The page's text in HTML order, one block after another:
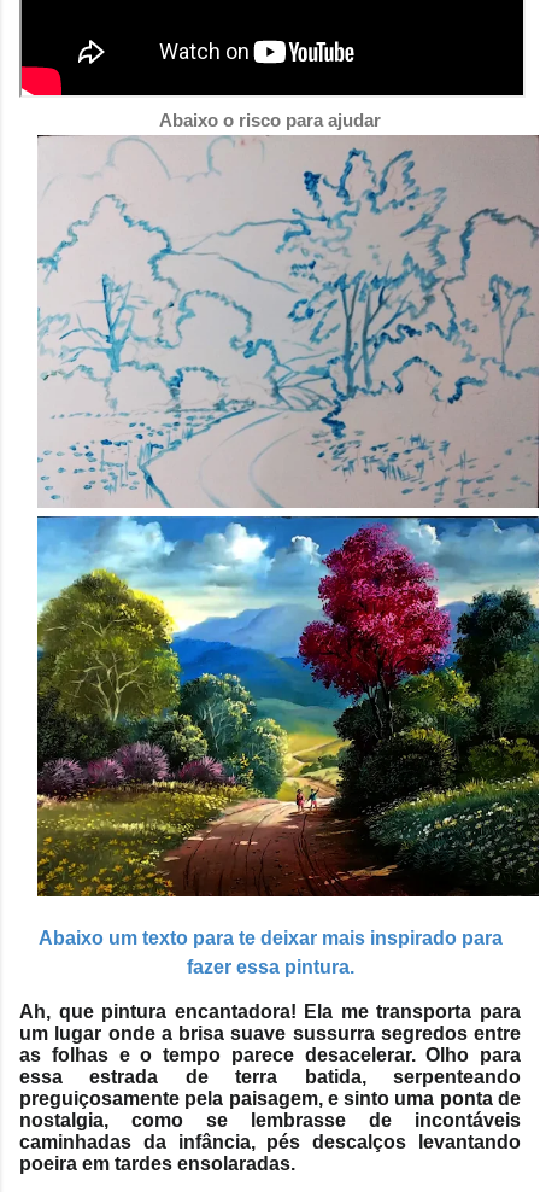
Abaixo o risco para ajudar
Abaixo um texto para te deixar mais inspirado para
fazer essa pintura.
Ah, que pintura encantadora! Ela me transporta para
um lugar onde a brisa suave sussurra segredos entre
as folhas e o tempo parece desacelerar. Olho para
essa estrada de terra batida, serpenteando
preguiçosamente pela paisagem, e sinto uma ponta de
nostalgia, como se lembrasse de incontáveis
caminhadas da infância, pés descalços levantando
poeira em tardes ensolaradas.